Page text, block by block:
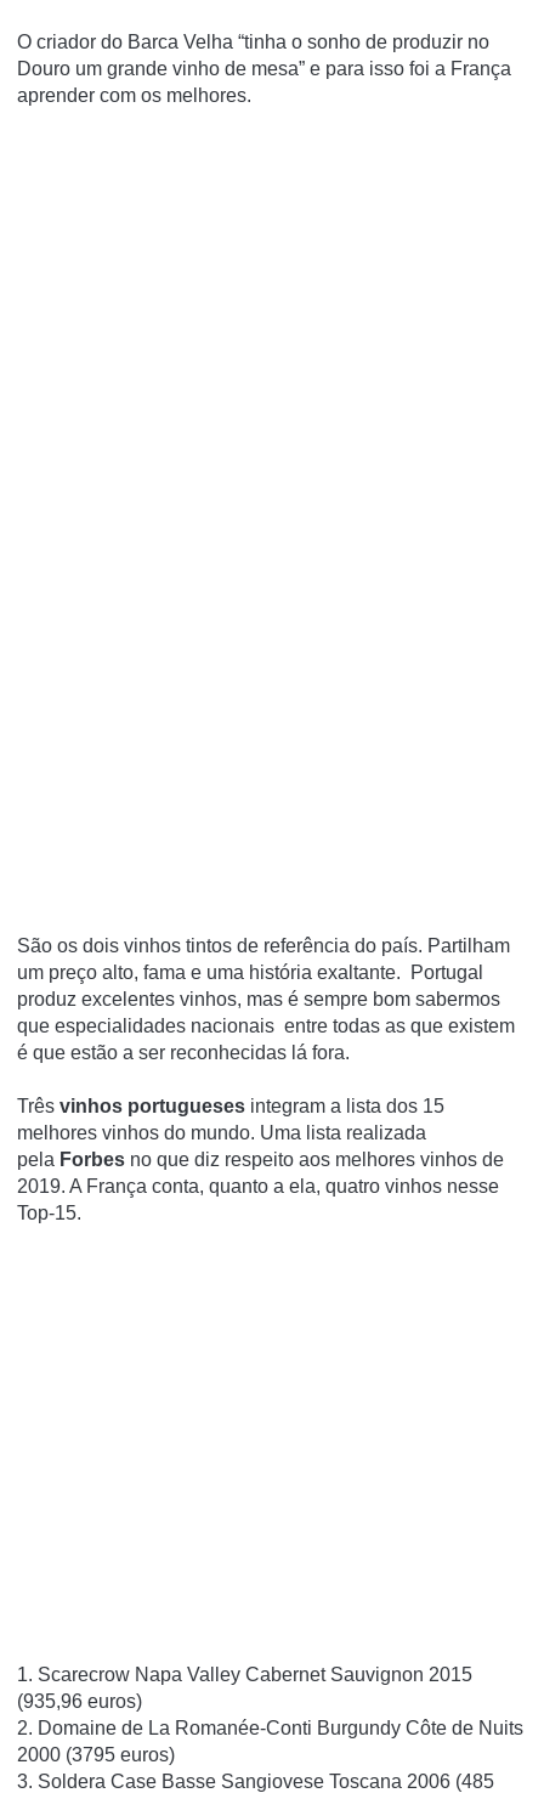
O criador do Barca Velha “tinha o sonho de produzir no
Douro um grande vinho de mesa” e para isso foi a França
aprender com os melhores.
São os dois vinhos tintos de referência do país. Partilham
um preço alto, fama e uma história exaltante. Portugal
produz excelentes vinhos, mas é sempre bom sabermos
que especialidades nacionais entre todas as que existem
é que estão a ser reconhecidas lá fora.
Três vinhos portugueses integram a lista dos 15
melhores vinhos do mundo. Uma lista realizada
pela Forbes no que diz respeito aos melhores vinhos de
2019. A França conta, quanto a ela, quatro vinhos nesse
Top-15.
1. Scarecrow Napa Valley Cabernet Sauvignon 2015
(935,96 euros)
2. Domaine de La Romanée-Conti Burgundy Côte de Nuits
2000 (3795 euros)
3. Soldera Case Basse Sangiovese Toscana 2006 (485